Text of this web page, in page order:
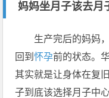
妈妈坐月子该去月
生产完后的妈妈
回到怀孕前的状态。
其实就是让身体在复
子到底该选择月子中